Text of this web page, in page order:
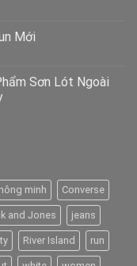
Mới
Sơn Lót Ngoài
minh Converse
and Jones jeans
River Island run